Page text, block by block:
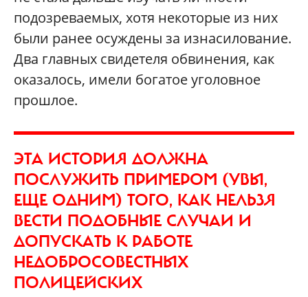
подозреваемых, хотя некоторые из них
были ранее осуждены за изнасилование.
Два главных свидетеля обвинения, как
оказалось, имели богатое уголовное
прошлое.
ЭТА ИСТОРИЯ ДОЛЖНА
ПОСЛУЖИТЬ ПРИМЕРОМ (УВЫ,
ЕЩЕ ОДНИМ) ТОГО, КАК НЕЛЬЗЯ
ВЕСТИ ПОДОБНЫЕ СЛУЧАИ И
ДОПУСКАТЬ К РАБОТЕ
НЕДОБРОСОВЕСТНЫХ
ПОЛИЦЕЙСКИХ